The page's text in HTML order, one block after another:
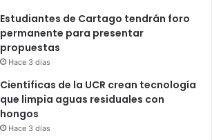
Estudiantes de Cartago tendrán foro
permanente para presentar
propuestas
Hace 3 días
Científicas de la UCR crean tecnología
que limpia aguas residuales con
hongos
Hace 3 días